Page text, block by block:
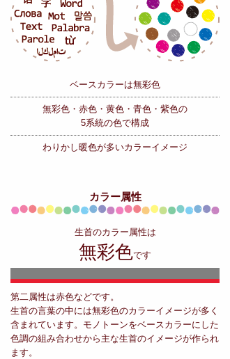
ベースカラーは無彩色
無彩色・赤色・黄色・青色・紫色の
5系統の色で構成
わりかし暖色が多いカラーイメージ
カラー属性
生首のカラー属性は
無彩色です
第二属性は赤色などです。
生首の言葉の中には無彩色のカラーイメージが多く
含まれています。モノトーンをベースカラーにした
色調の組み合わせから主な生首のイメージが作られ
ます。